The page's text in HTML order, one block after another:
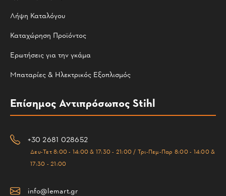
Λήψη Καταλόγου
Καταχώρηση Προϊόντος
Ερωτήσεις για την γκάμα
Μπαταρίες & Ηλεκτρικός Εξοπλισμός
Επίσημος Αντιπρόσωπος Stihl
+30 2681 028652
Δευ-Τετ 8:00 - 14:00 & 17:30 - 21:00 / Τρι-Πεμ-Παρ 8:00 - 14:00 &
17:30 - 21:00
info@lemart.gr